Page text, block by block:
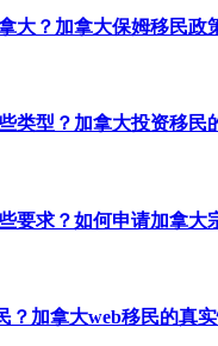
大？加拿大保姆移民政
类型？加拿大投资移民
要求？如何申请加拿大
？加拿大web移民的真